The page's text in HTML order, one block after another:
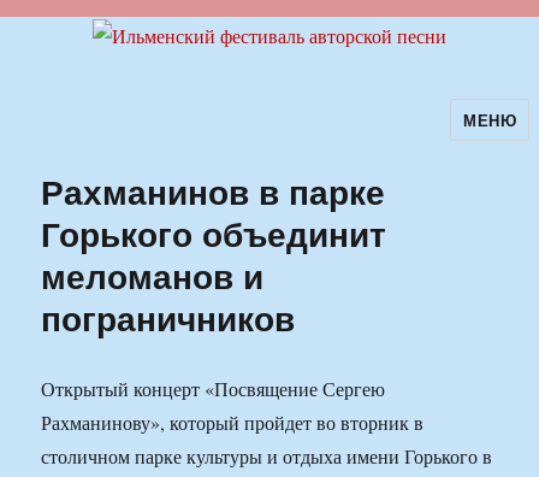
Ильменский фестиваль авторскойМЕНЮ
Рахманинов в парке
Горького объединит
меломанов и
пограничников
Открытый концерт «Посвящение Сергею
Рахманинову», который пройдет во вторник в
столичном парке культуры и отдыха имени Горького в